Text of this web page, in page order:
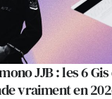
JJB : les 6 Gis
vraiment en